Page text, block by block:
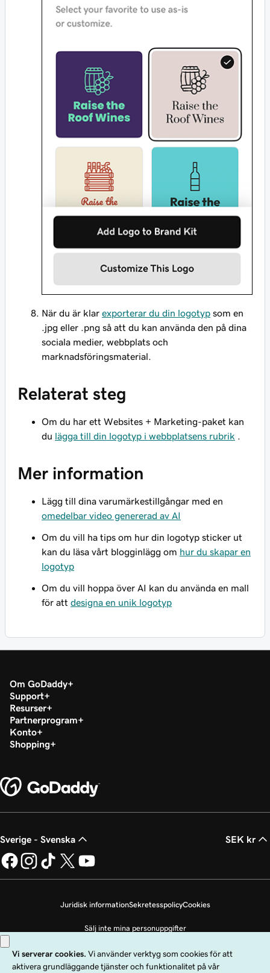
När du är klar exporterar du din logotyp som en
.jpg eller .png så att du kan använda den på dina
sociala medier, webbplats och
marknadsföringsmaterial.
Relaterat steg
Om du har ett Websites + Marketing-paket kan
du lägga till din logotyp i webbplatsens rubrik
Mer information
Lägg till dina varumärkestillgångar med en
omedelbar video genererad av AI
Om du vill ha tips om hur din logotyp sticker ut
kan du läsa vårt blogginlägg om hur du skapar en
logotyp
Om du vill hoppa över AI kan du använda en mall
för att designa en unik logotyp
Om GoDaddy
Support
Resurser
Partnerprogram
Konto
Shopping
Sverige - Svenska SEK kr
Juridisk informationSekretesspolicyCookies
Sälj inte mina personuppgifter
Copyright © 1999 - 2026 GoDaddy Operating Company, LLC. Med ensamrätt.
Ordmärket GoDaddy är ett registrerat varumärke som tillhör GoDaddy